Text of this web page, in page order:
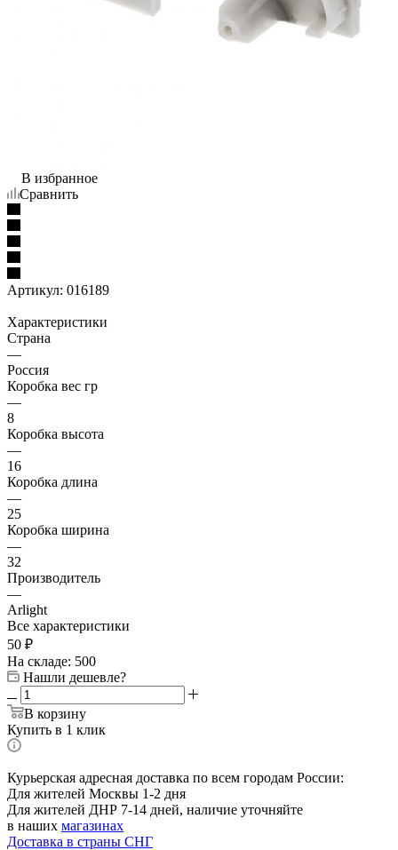
В избранное
Сравнить
Артикул: 016189
Характеристики
Страна
—
Россия
Коробка вес гр
—
8
Коробка высота
—
16
Коробка длина
—
25
Коробка ширина
—
32
Производитель
—
Arlight
Все характеристики
50 ₽
На складе: 500
Нашли дешевле?
В корзину
Купить в 1 клик
Курьерская адресная доставка по всем городам России:
Для жителей Москвы 1-2 дня
Для жителей ДНР 7-14 дней, наличие уточняйте
в наших магазинах
Доставка в страны СНГ